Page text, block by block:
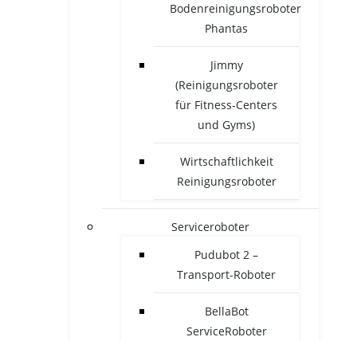
Bodenreinigungsroboter
Phantas
Jimmy
(Reinigungsroboter
für Fitness-Centers
und Gyms)
Wirtschaftlichkeit
Reinigungsroboter
Serviceroboter
Pudubot 2 –
Transport-Roboter
BellaBot
ServiceRoboter